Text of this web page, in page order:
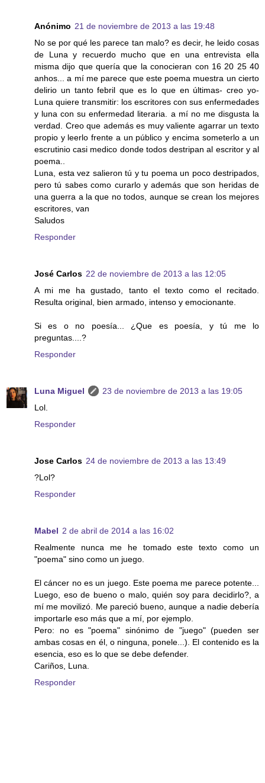
Anónimo 21 de noviembre de 2013 a las 19:48
No se por qué les parece tan malo? es decir, he leido cosas
de Luna y recuerdo mucho que en una entrevista ella
misma dijo que quería que la conocieran con 16 20 25 40
anhos... a mí me parece que este poema muestra un cierto
delirio un tanto febril que es lo que en últimas- creo yo-
Luna quiere transmitir: los escritores con sus enfermedades
y luna con su enfermedad literaria. a mí no me disgusta la
verdad. Creo que además es muy valiente agarrar un texto
propio y leerlo frente a un público y encima someterlo a un
escrutinio casi medico donde todos destripan al escritor y al
poema..
Luna, esta vez salieron tú y tu poema un poco destripados,
pero tú sabes como curarlo y además que son heridas de
una guerra a la que no todos, aunque se crean los mejores
escritores, van
Saludos
Responder
José Carlos 22 de noviembre de 2013 a las 12:05
A mi me ha gustado, tanto el texto como el recitado.
Resulta original, bien armado, intenso y emocionante.
Si es o no poesía... ¿Que es poesía, y tú me lo
preguntas....?
Responder
Luna Miguel
23 de noviembre de 2013 a las 19:05
Lol.
Responder
Jose Carlos 24 de noviembre de 2013 a las 13:49
?Lol?
Responder
Mabel 2 de abril de 2014 a las 16:02
Realmente nunca me he tomado este texto como un
"poema" sino como un juego.
El cáncer no es un juego. Este poema me parece potente...
Luego, eso de bueno o malo, quién soy para decidirlo?, a
mí me movilizó. Me pareció bueno, aunque a nadie debería
importarle eso más que a mí, por ejemplo.
Pero: no es "poema" sinónimo de "juego" (pueden ser
ambas cosas en él, o ninguna, ponele...). El contenido es la
esencia, eso es lo que se debe defender.
Cariños, Luna.
Responder